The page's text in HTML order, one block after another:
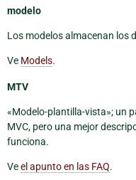
modelo
Los modelos almacenan los
Ve Models.
MTV
«Modelo-plantilla-vista»; un
MVC, pero una mejor
funciona.
Veel apunto en las FAQ.